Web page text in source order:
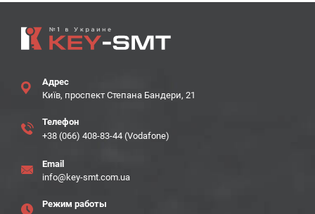
Адрес
Київ, проспект Степана Бандери, 21
Телефон
+38 (066) 408-83-44 (Vodafone)
Email
info@key-smt.com.ua
Режим работы